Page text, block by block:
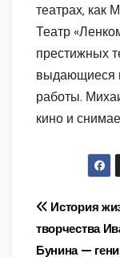
театрах, как
Театр
престижных
выдающиеся
работы.
кино и
по
История
творчества
Бунина —